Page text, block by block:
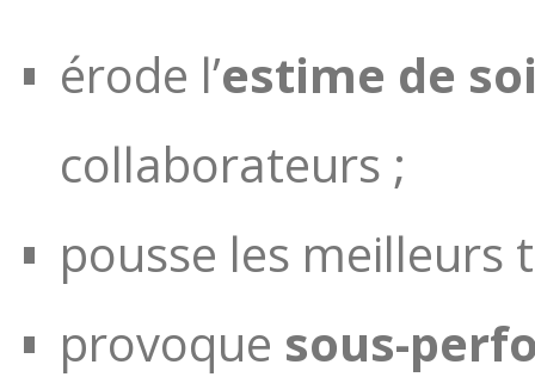
érode l’estime de
collaborateurs ;
pousse les meilleurs
provoque sous-